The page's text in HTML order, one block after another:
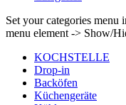
Set your categories
menu element -> Show/
KOCHSTELLE
Drop-in
Backöfen
Küchengeräte